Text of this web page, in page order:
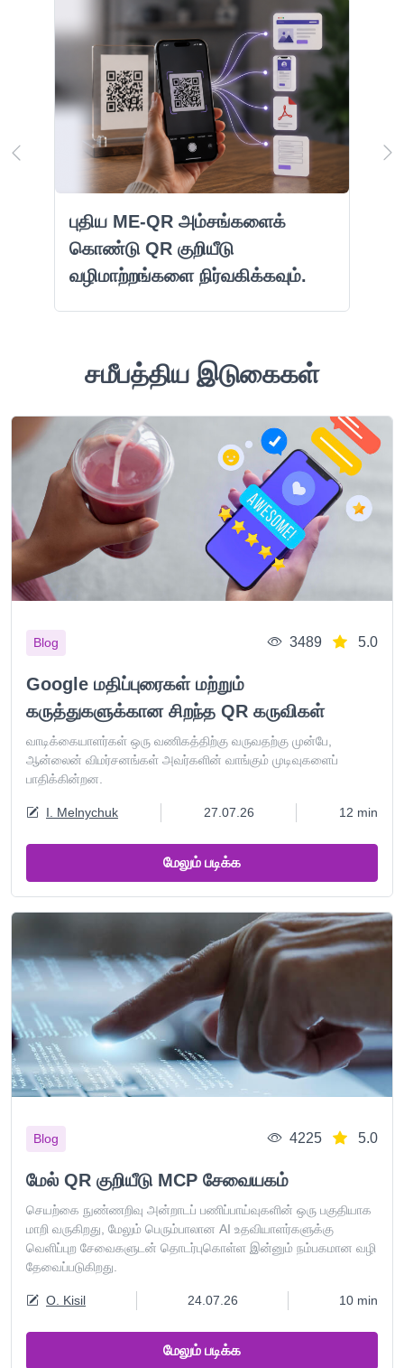
புதிய ME-QR அம்சங்களைக்
கொண்டு QR குறியீடு
வழிமாற்றங்களை நிர்வகிக்கவும்.
சமீபத்திய இடுகைகள்
Blog 3489 5.0
Google மதிப்புரைகள் மற்றும்
கருத்துகளுக்கான சிறந்த QR கருவிகள்
வாடிக்கையாளர்கள் ஒரு வணிகத்திற்கு வருவதற்கு முன்பே,
ஆன்லைன் விமர்சனங்கள் அவர்களின் வாங்கும் முடிவுகளைப்
பாதிக்கின்றன.
I. Melnychuk 27.07.26 12 min
மேலும் படிக்க
Blog 4225 5.0
மேல் QR குறியீடு MCP சேவையகம்
செயற்கை நுண்ணறிவு அன்றாடப் பணிப்பாய்வுகளின் ஒரு பகுதியாக
மாறி வருகிறது, மேலும் பெரும்பாலான AI உதவியாளர்களுக்கு
வெளிப்புற சேவைகளுடன் தொடர்புகொள்ள இன்னும் நம்பகமான வழி
தேவைப்படுகிறது.
O. Kisil 24.07.26 10 min
மேலும் படிக்க